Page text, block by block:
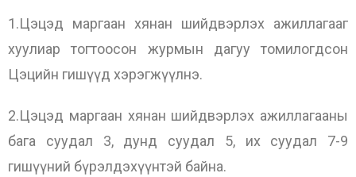
1.Цэцэд маргаан хянан шийдвэрлэх ажиллагааг
хуулиар тогтоосон журмын дагуу томилогдсон
Цэцийн гишүүд хэрэгжүүлнэ.
2.Цэцэд маргаан хянан шийдвэрлэх ажиллагааны
бага суудал 3, дунд суудал 5, их суудал 7-9
гишүүний бүрэлдэхүүнтэй байна.